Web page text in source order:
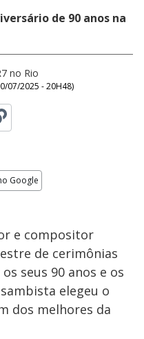
de 90 anos na
no Rio
07/2025 - 20H48)
Google
e compositor
de cerimônias
seus 90 anos e os
elegeu o
dos melhores da